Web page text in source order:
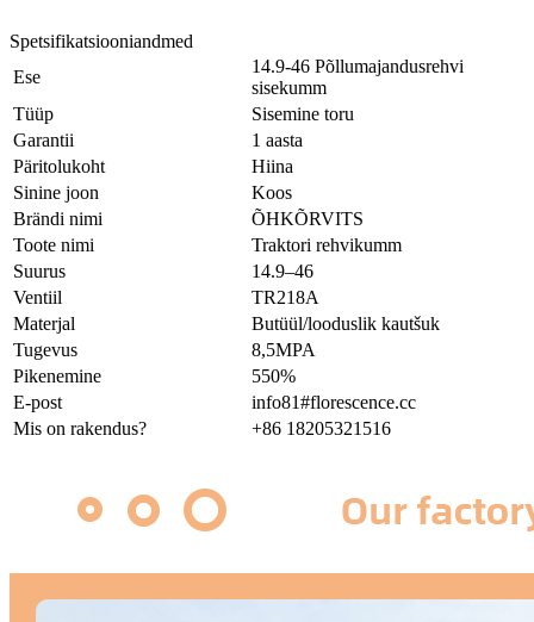
Spetsifikatsiooniandmed
Ese
14.9-46 Põllumajandusrehvi
sisekumm
Tüüp
Sisemine toru
Garantii
1 aasta
Päritolukoht
Hiina
Sinine joon
Koos
Brändi nimi
ÕHKÕRVITS
Toote nimi
Traktori rehvikumm
Suurus
14.9–46
Ventiil
TR218A
Materjal
Butüül/looduslik kautšuk
Tugevus
8,5MPA
Pikenemine
550%
E-post
info81#florescence.cc
Mis on rakendus?
+86 18205321516